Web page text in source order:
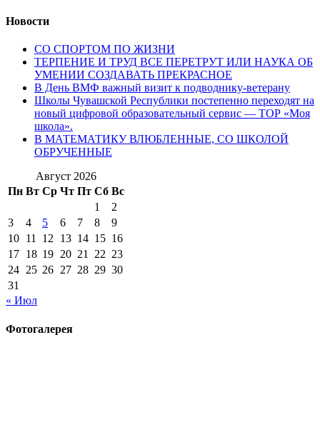
Новости
СО СПОРТОМ ПО ЖИЗНИ
ТЕРПЕНИЕ И ТРУД ВСЕ ПЕРЕТРУТ ИЛИ НАУКА ОБ
УМЕНИИ СОЗДАВАТЬ ПРЕКРАСНОЕ
В День ВМФ важный визит к подводнику-ветерану
Школы Чувашской Республики постепенно переходят на
новый цифровой образовательный сервис — ТОР «Моя
школа».
В МАТЕМАТИКУ ВЛЮБЛЕННЫЕ, СО ШКОЛОЙ
ОБРУЧЕННЫЕ
Август 2026
Пн Вт Ср Чт Пт Сб Вс
1
2
3
4 5 6 7 8
9
10 11 12 13 14 15 16
17 18 19 20 21 22 23
24 25 26 27 28 29 30
31
« Июл
Фотогалерея